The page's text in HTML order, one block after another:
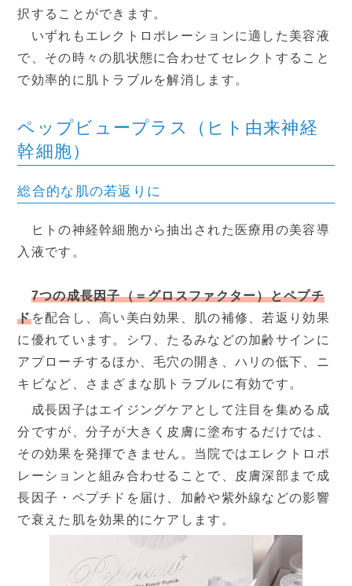
択することができます。
いずれもエレクトロポレーションに適した美容液
で、その時々の肌状態に合わせてセレクトすること
で効率的に肌トラブルを解消します。
ペップビュープラス（ヒト由来神経
幹細胞）
総合的な肌の若返りに
ヒトの神経幹細胞から抽出された‏医療用の美容導
入液です。
7つの成長因子（＝グロスファクター）とペプチ
ドを配合し、高い美白効果、肌の補修、若返り効果
に優れています。シワ、たるみなどの加齢サインに
アプローチするほか、毛穴の開き、ハリの低下、ニ
キビなど、さまざまな肌トラブルに有効です。
成長因子はエイジングケアとして注目を集める成
分ですが、分子が大きく皮膚に塗布するだけでは、
その効果を発揮できません。当院ではエレクトロポ
レーションと組み合わせることで、皮膚深部まで成
長因子・ペプチドを届け、加齢や紫外線などの影響
で衰えた肌を効果的にケアします。